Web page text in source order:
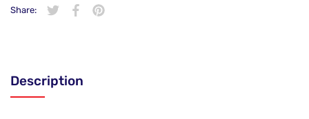
Share:
在 Twitter 上發佈 Twitter 貼文
在新視窗中開啟。
分享至 Facebook
在新視窗中開啟。
在 Pinterest 上發佈 Pin 貼文
在新視窗中開啟。
Description